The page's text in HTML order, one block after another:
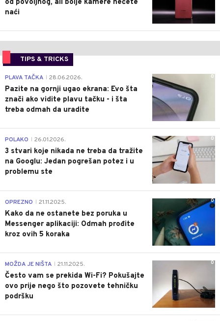
od povoljnog, ali bolje kamere nećete
naći
TIPS & TRICKS
0
PLAVA TAČKA 28.06.2026.
Pazite na gornji ugao ekrana: Evo šta
znači ako vidite plavu tačku - i šta
treba odmah da uradite
0
POLAKO 26.01.2026.
3 stvari koje nikada ne treba da tražite
na Googlu: Jedan pogrešan potez i u
problemu ste
0
OPREZNO 21.11.2025.
Kako da ne ostanete bez poruka u
Messenger aplikaciji: Odmah prođite
kroz ovih 5 koraka
0
MOŽDA JE NIŠTA 21.11.2025.
Često vam se prekida Wi-Fi? Pokušajte
ovo prije nego što pozovete tehničku
podršku